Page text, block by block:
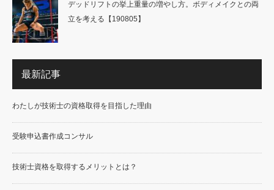
デッドリフトの挙上重量の増やし方。ボディメイクとの両
立を考える【190805】
最新記事
わたしが技術士の資格取得を目指した理由
受験申込書作成コンサル
技術士資格を取得するメリットとは？